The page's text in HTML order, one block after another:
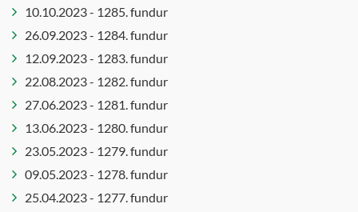
10.10.2023 - 1285. fundur
26.09.2023 - 1284. fundur
12.09.2023 - 1283. fundur
22.08.2023 - 1282. fundur
27.06.2023 - 1281. fundur
13.06.2023 - 1280. fundur
23.05.2023 - 1279. fundur
09.05.2023 - 1278. fundur
25.04.2023 - 1277. fundur